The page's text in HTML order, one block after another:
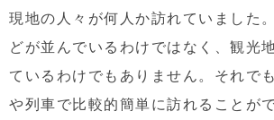
現地の人々が何人か訪れていました
どが並んでいるわけではなく、観光
ているわけでもありません。それで
や列車で比較的簡単に訪れることが